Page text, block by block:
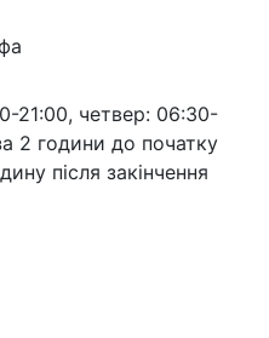
21:00, четвер: 06:30-
2 години до початку
після закінчення